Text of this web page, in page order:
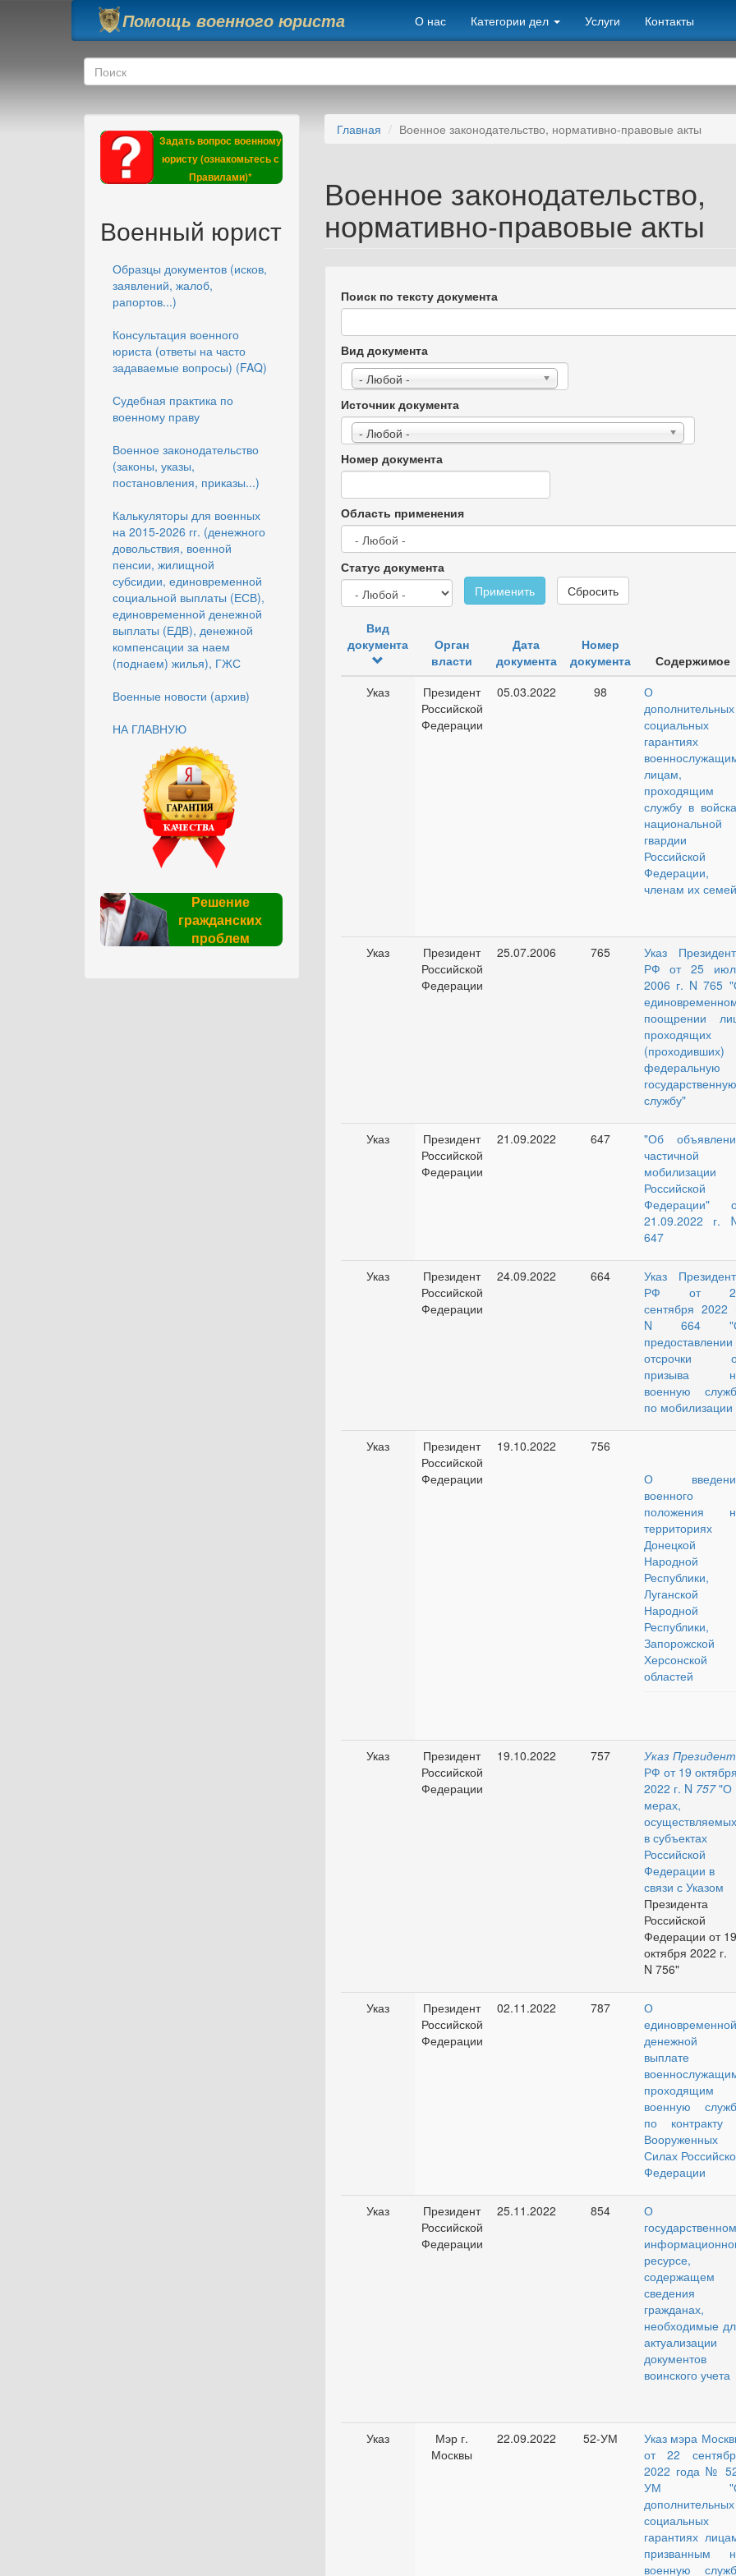
Перейти к основному содержанию
Помощь военного юриста О нас Категории дел Услуги Контакты
Форма поиска
Поиск
Задать вопрос военному
юристу (ознакомьтесь с
Правилами)*
Военный юрист
Образцы документов (исков,
заявлений, жалоб,
рапортов...)
Консультация военного
юриста (ответы на часто
задаваемые вопросы) (FAQ)
Судебная практика по
военному праву
Военное законодательство
(законы, указы,
постановления, приказы...)
Калькуляторы для военных
на 2015-2026 гг. (денежного
довольствия, военной
пенсии, жилищной
субсидии, единовременной
социальной выплаты (ЕСВ),
единовременной денежной
выплаты (ЕДВ), денежной
компенсации за наем
(поднаем) жилья), ГЖС
Военные новости (архив)
НА ГЛАВНУЮ
Решение
гражданских
проблем
Главная Военное законодательство, нормативно-правовые акты
Военное законодательство,
нормативно-правовые акты
Поиск по тексту документа
Вид документа
- Любой -
Источник документа
- Любой -
Номер документа
Область применения
Статус документа
Применить
Сбросить
Вид
документа
Орган
власти
Дата
документа
Номер
документа
Содержимое
Указ
Президент
Российской
Федерации
05.03.2022 98
О
дополнительных
социальных
гарантиях
лицам,
проходящим
службу в
национальной
гвардии
Российской
Федерации,
членам их семей
Указ
Президент
Российской
Федерации
25.07.2006 765
Указ
РФ от 25
2006 г. N 765
поощрении
проходящих
(проходивших)
федеральную
государственную
службу"
Указ
Президент
Российской
Федерации
21.09.2022 647
"Об
частичной
мобилизации
Российской
Федерации"
21.09.2022 г.
647
Указ
Президент
Российской
Федерации
24.09.2022 664
Указ
РФ от
сентября 2022
N 664
предоставлении
отсрочки
призыва
военную
по мобилизации
Указ
Президент
Российской
Федерации
19.10.2022
756
О
военного
положения
территориях
Донецкой
Народной
Республики,
Луганской
Народной
Республики,
Запорожской
Херсонской
областей
Указ
Президент
Российской
Федерации
19.10.2022 757 Указ
РФ от 19 октября
2022 г. N 757"О
мерах,
осуществляемых
в субъектах
Российской
Федерации в
связи с Указом
Президента
Российской
Федерации от 19
октября 2022 г.
N 756"
Указ
Президент
Российской
Федерации
02.11.2022 787
О
единовременной
денежной
выплате
проходящим
военную
по контракту
Вооруженных
Силах
Федерации
Указ
Президент
Российской
Федерации
25.11.2022 854
О
государственном
ресурсе,
содержащем
сведения
гражданах,
необходимые
актуализации
документов
воинского учета
Указ
Мэр г.
Москвы
22.09.2022 52-УМ
Указ мэра
от 22
2022 года №
УМ
дополнительных
социальных
гарантиях
призванным
военную